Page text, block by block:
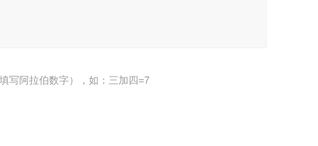
写阿拉伯数字），如：三加四=7